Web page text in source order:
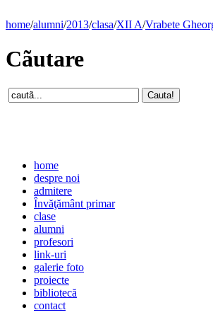
home/alumni/2013/clasa/XII A/Vrabete
Cãutare
home
despre noi
admitere
Învăţământ primar
clase
alumni
profesori
link-uri
galerie foto
proiecte
bibliotecă
contact